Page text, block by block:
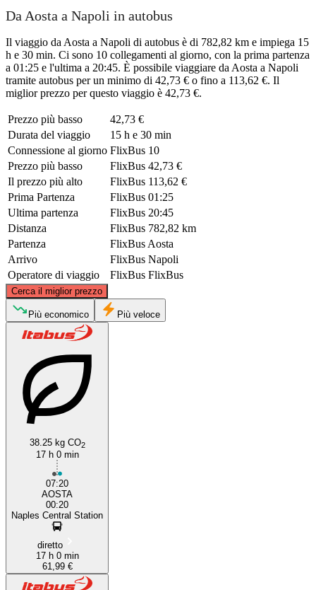
Da Aosta a Napoli in autobus
Il viaggio da Aosta a Napoli di autobus è di 782,82 km e impiega 15
h e 30 min. Ci sono 10 collegamenti al giorno, con la prima partenza
a 01:25 e l'ultima a 20:45. È possibile viaggiare da Aosta a Napoli
tramite autobus per un minimo di 42,73 € o fino a 113,62 €. Il
miglior prezzo per questo viaggio è 42,73 €.
Prezzo più basso
42,73 €
Durata del viaggio
15 h e 30 min
Connessione al giorno FlixBus 10
Prezzo più basso
FlixBus 42,73 €
Il prezzo più alto
FlixBus 113,62 €
Prima Partenza
FlixBus 01:25
Ultima partenza
FlixBus 20:45
Distanza
FlixBus 782,82 km
Partenza
FlixBus Aosta
Arrivo
FlixBus Napoli
Operatore di viaggio
FlixBus FlixBus
Cerca il miglior prezzo
Aosta
©CARTO
Più economico Più veloce
38.25 kg CO2
17 h 0 min
07:20
AOSTA
00:20
Naples Central Station
diretto
17 h 0 min
61,99 €